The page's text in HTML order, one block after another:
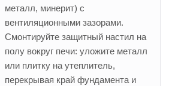
металл, минерит) с
вентиляционными зазорами.
Смонтируйте защитный настил на
полу вокруг печи: уложите металл
или плитку на утеплитель,
перекрывая край фундамента и